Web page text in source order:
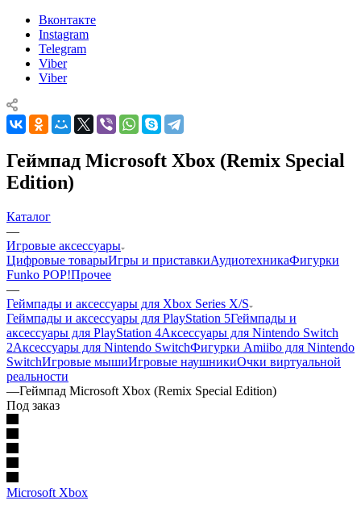
Вконтакте
Instagram
Telegram
Viber
Viber
Геймпад Microsoft Xbox (Remix Special
Edition)
Каталог
—
Игровые аксессуары
Цифровые товарыИгры и приставкиАудиотехникаФигурки
Funko POP!Прочее
—
Геймпады и аксессуары для Xbox Series X/S
Геймпады и аксессуары для PlayStation 5Геймпады и
аксессуары для PlayStation 4Аксессуары для Nintendo Switch
2Аксессуары для Nintendo SwitchФигурки Amiibo для Nintendo
SwitchИгровые мышиИгровые наушникиОчки виртуальной
реальности
—Геймпад Microsoft Xbox (Remix Special Edition)
Под заказ
Microsoft Xbox